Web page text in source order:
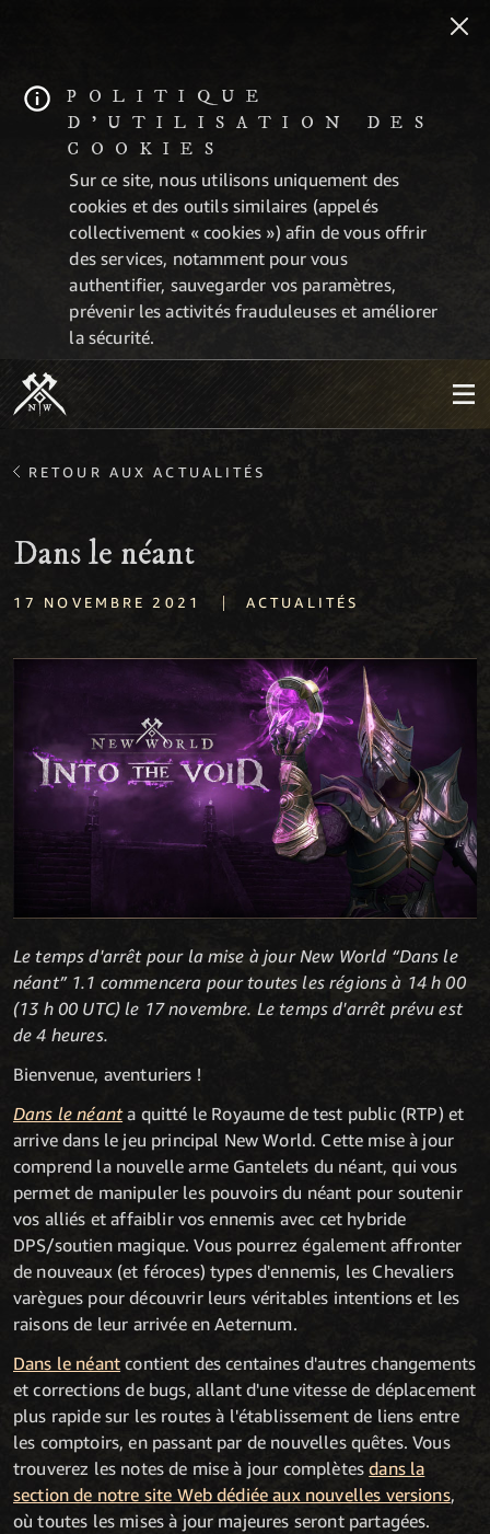
POLITIQUE
D'UTILISATION DES
COOKIES
Sur ce site, nous utilisons uniquement des
cookies et des outils similaires (appelés
collectivement « cookies ») afin de vous offrir
des services, notamment pour vous
authentifier, sauvegarder vos paramètres,
prévenir les activités frauduleuses et améliorer
la sécurité.
RETOUR AUX ACTUALITÉS
Dans le néant
17 NOVEMBRE 2021 | ACTUALITÉS
Le temps d'arrêt pour la mise à jour New World “Dans le
néant” 1.1 commencera pour toutes les régions à 14 h 00
(13 h 00 UTC) le 17 novembre. Le temps d'arrêt prévu est
de 4 heures.
Bienvenue, aventuriers !
Dans le néant a quitté le Royaume de test public (RTP) et
arrive dans le jeu principal New World. Cette mise à jour
comprend la nouvelle arme Gantelets du néant, qui vous
permet de manipuler les pouvoirs du néant pour soutenir
vos alliés et affaiblir vos ennemis avec cet hybride
DPS/soutien magique. Vous pourrez également affronter
de nouveaux (et féroces) types d'ennemis, les Chevaliers
varègues pour découvrir leurs véritables intentions et les
raisons de leur arrivée en Aeternum.
Dans le néant contient des centaines d'autres changements
et corrections de bugs, allant d'une vitesse de déplacement
plus rapide sur les routes à l'établissement de liens entre
les comptoirs, en passant par de nouvelles quêtes. Vous
trouverez les notes de mise à jour complètesdans la
section de notre site Web dédiée aux nouvelles versions,
où toutes les mises à jour majeures seront partagées.